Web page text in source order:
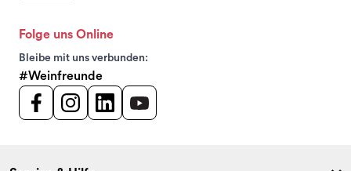
Folge uns Online
Bleibe mit uns verbunden:
#Weinfreunde